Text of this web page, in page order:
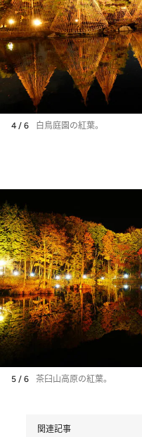
4 / 6 白鳥庭園の紅葉。
5 / 6 茶臼山高原の紅葉。
関連記事